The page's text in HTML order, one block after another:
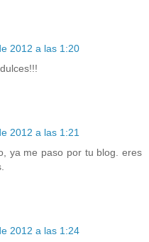
2012 a las 1:20
2012 a las 1:21
ya me paso por tu blog. eres
2012 a las 1:24